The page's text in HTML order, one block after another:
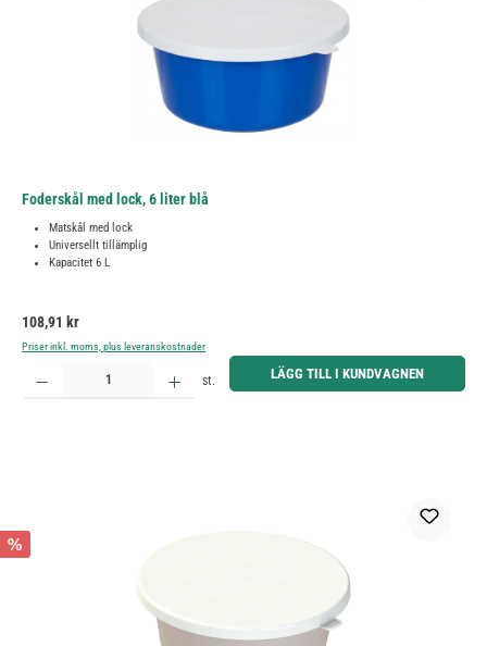
Foderskål med lock, 6 liter blå
Matskål med lock
Universellt tillämplig
Kapacitet 6 L
Ordinarie pris:
108,91 kr
Priser inkl. moms, plus leveranskostnader
Produktkvantitet: Ange önskat belopp eller använd knapparna för att öka eller minska kvantiteten.
st. LÄGG TILL I KUNDVAGNEN
%